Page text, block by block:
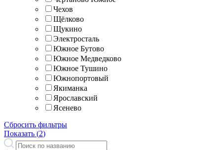
Чехов
Щёлково
Щукино
Электросталь
Южное Бутово
Южное Медведково
Южное Тушино
Южнопортовый
Якиманка
Ярославский
Ясенево
Сбросить фильтры
Показать (2)